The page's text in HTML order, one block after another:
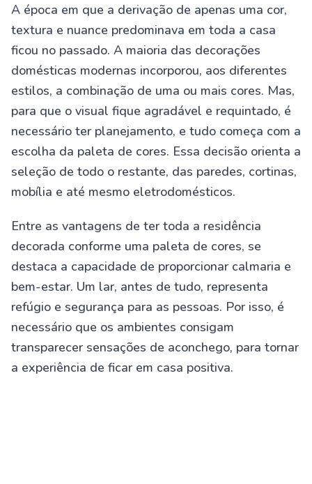
A época em que a derivação de apenas uma cor,
textura e nuance predominava em toda a casa
ficou no passado. A maioria das decorações
domésticas modernas incorporou, aos diferentes
estilos, a combinação de uma ou mais cores. Mas,
para que o visual fique agradável e requintado, é
necessário ter planejamento, e tudo começa com a
escolha da paleta de cores. Essa decisão orienta a
seleção de todo o restante, das paredes, cortinas,
mobília e até mesmo eletrodomésticos.
Entre as vantagens de ter toda a residência
decorada conforme uma paleta de cores, se
destaca a capacidade de proporcionar calmaria e
bem-estar. Um lar, antes de tudo, representa
refúgio e segurança para as pessoas. Por isso, é
necessário que os ambientes consigam
transparecer sensações de aconchego, para tornar
a experiência de ficar em casa positiva.